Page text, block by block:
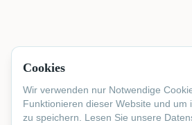
Cookies
Wir verwenden nur Notwendige
Funktionieren dieser Website und um
zu speichern. Lesen Sie unsere